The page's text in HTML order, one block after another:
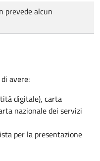
prevede alcun
avere:
digitale), carta
nazionale dei servizi
per la presentazione